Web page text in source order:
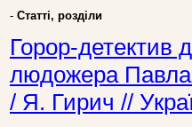
- Статті, розділи
Горор-детектив
людожера Павла
/ Я. Гирич //